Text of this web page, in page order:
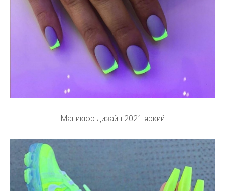
Маникюр дизайн 2021 яркий